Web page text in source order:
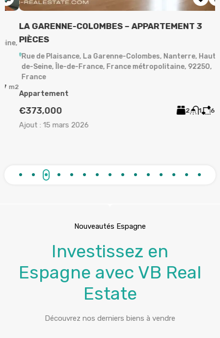
LA GARENNE-COLOMBES – APPARTEMENT 3
PIÈCES
Rue de Plaisance, La Garenne-Colombes, Nanterre, Hauts-
de-Seine, Île-de-France, France métropolitaine, 92250,
France
Appartement
€373,000 1 63 m²
Ajout :15 mars 2026
Nouveautés Espagne
Investissez en
Espagne avec VB Real
Estate
Découvrez nos derniers biens à vendre